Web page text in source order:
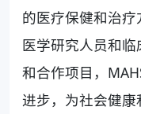
的医疗保健和治
医学研究人员和
和合作项目，
进步，为社会健康